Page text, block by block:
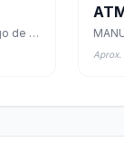
Av 21 De Marzo 205, Tulancingo Centro, Tulancingo de Bravo, Hidalgo
Aprox.